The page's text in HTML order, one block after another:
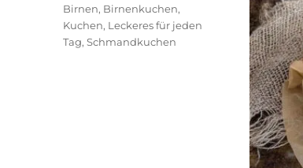
Schlagwörter
Birnen, Birnenkuchen,
Kuchen, Leckeres für jeden
Tag,Schmandkuchen